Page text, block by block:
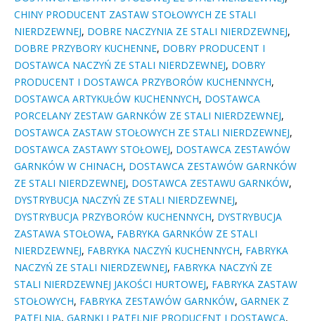
CHINY PRODUCENT ZASTAW STOŁOWYCH ZE STALI
NIERDZEWNEJ, DOBRE NACZYNIA ZE STALI NIERDZEWNEJ,
DOBRE PRZYBORY KUCHENNE, DOBRY PRODUCENT I
DOSTAWCA NACZYŃ ZE STALI NIERDZEWNEJ, DOBRY
PRODUCENT I DOSTAWCA PRZYBORÓW KUCHENNYCH,
DOSTAWCA ARTYKUŁÓW KUCHENNYCH, DOSTAWCA
PORCELANY ZESTAW GARNKÓW ZE STALI NIERDZEWNEJ,
DOSTAWCA ZASTAW STOŁOWYCH ZE STALI NIERDZEWNEJ,
DOSTAWCA ZASTAWY STOŁOWEJ, DOSTAWCA ZESTAWÓW
GARNKÓW W CHINACH, DOSTAWCA ZESTAWÓW GARNKÓW
ZE STALI NIERDZEWNEJ, DOSTAWCA ZESTAWU GARNKÓW,
DYSTRYBUCJA NACZYŃ ZE STALI NIERDZEWNEJ,
DYSTRYBUCJA PRZYBORÓW KUCHENNYCH, DYSTRYBUCJA
ZASTAWA STOŁOWA, FABRYKA GARNKÓW ZE STALI
NIERDZEWNEJ, FABRYKA NACZYŃ KUCHENNYCH, FABRYKA
NACZYŃ ZE STALI NIERDZEWNEJ, FABRYKA NACZYŃ ZE
STALI NIERDZEWNEJ JAKOŚCI HURTOWEJ, FABRYKA ZASTAW
STOŁOWYCH, FABRYKA ZESTAWÓW GARNKÓW, GARNEK Z
PATELNIĄ, GARNKI I PATELNIE PRODUCENT I DOSTAWCA,